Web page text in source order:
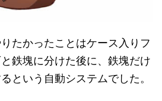
たかったことはケース入りフ
鉄塊に分けた後に、鉄塊だけ
という自動システムでした。